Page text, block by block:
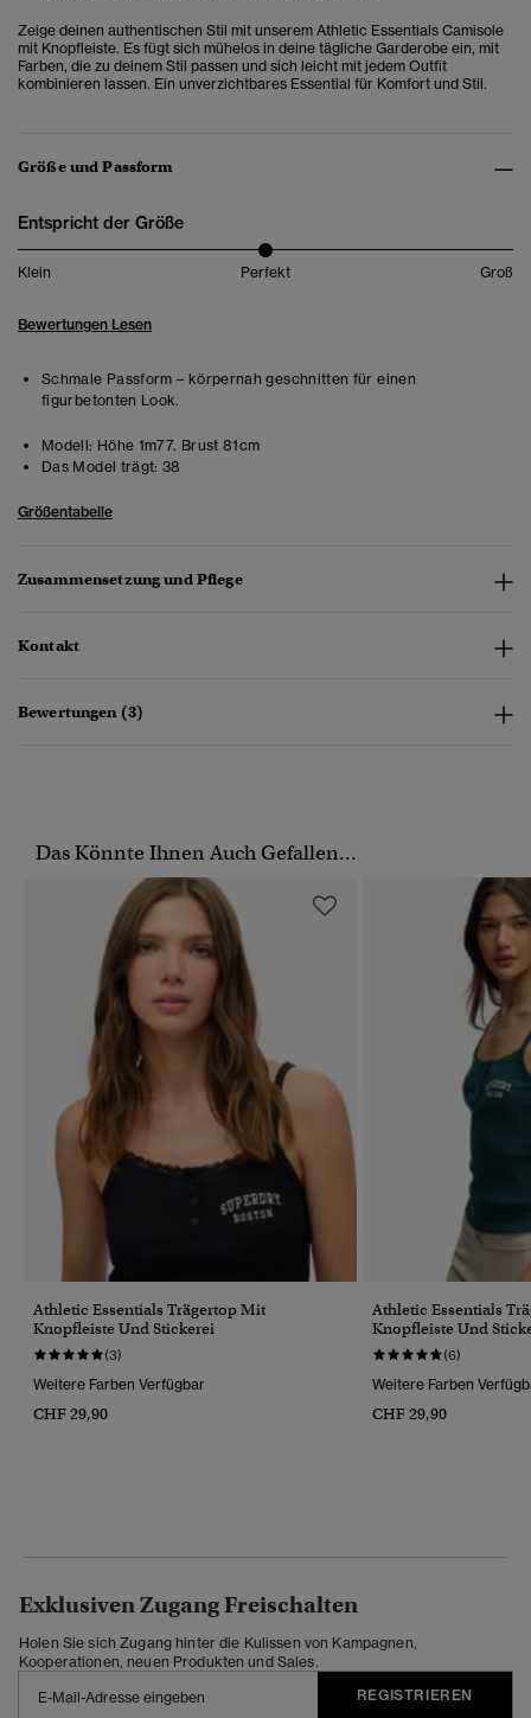
Zeige deinen authentischen Stil mit unserem Athletic Essentials Camisole
mit Knopfleiste. Es fügt sich mühelos in deine tägliche Garderobe ein, mit
Farben, die zu deinem Stil passen und sich leicht mit jedem Outfit
kombinieren lassen. Ein unverzichtbares Essential für Komfort und Stil.
Größe und Passform
Entspricht der Größe
Klein Perfekt Groß
Bewertungen Lesen
Schmale Passform – körpernah geschnitten für einen
figurbetonten Look.
Modell: Höhe 1m77. Brust 81cm
Das Model trägt: 38
Größentabelle
Zusammensetzung und Pflege
Kontakt
Bewertungen (3)
Das Könnte Ihnen Auch Gefallen...
Athletic Essentials Trägertop Mit
Knopfleiste Und Stickerei
(3)
Weitere Farben Verfügbar
CHF 29,90
Athletic Essentials
Knopfleiste Und
(6)
Weitere Farben
CHF 29,90
Exklusiven Zugang Freischalten
Holen Sie sich Zugang hinter die Kulissen von Kampagnen,
Kooperationen, neuen Produkten und Sales.
REGISTRIEREN